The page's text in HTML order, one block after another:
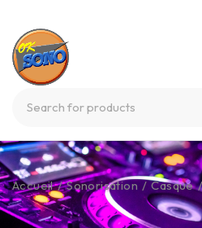
Accueil / Sonorisation / Casque